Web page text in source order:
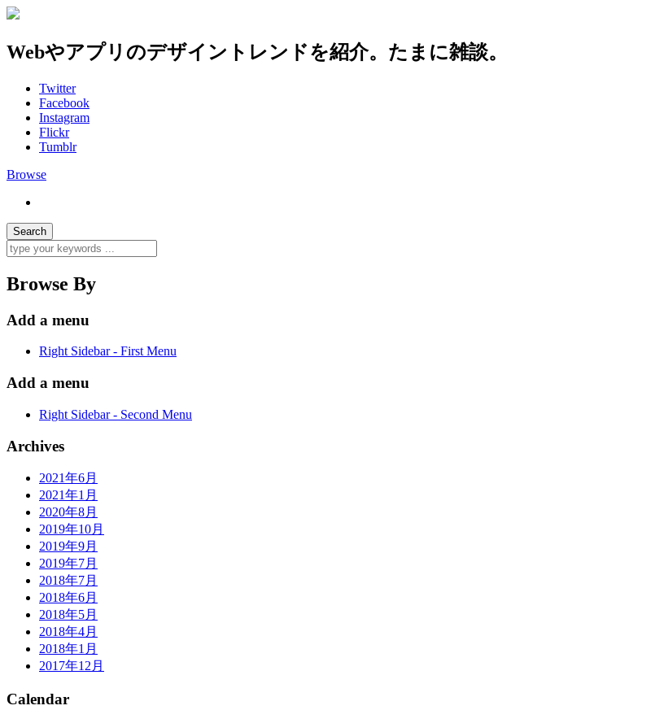
Webやアプリのデザイントレンドを紹介。たまに雑談。
Twitter
Facebook
Instagram
Flickr
Tumblr
Browse
Browse By
Add a menu
Right Sidebar - First Menu
Add a menu
Right Sidebar - Second Menu
Archives
2021年6月
2021年1月
2020年8月
2019年10月
2019年9月
2019年7月
2018年7月
2018年6月
2018年5月
2018年4月
2018年1月
2017年12月
Calendar